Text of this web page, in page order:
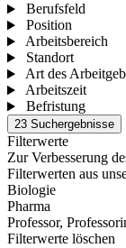
Berufsfeld
Position
Arbeitsbereich
Standort
Art des
Arbeitszeit
Befristung
23 Suchergebnisse
Filterwerte
Zur Verbesserung
Filterwerten aus
Biologie
Pharma
Professor,
Filterwerte löschen